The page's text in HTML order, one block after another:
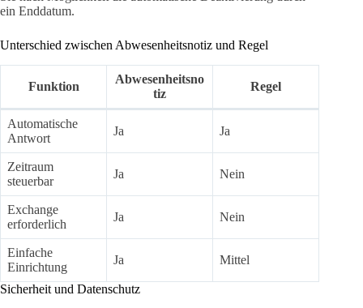
ein Enddatum.
Unterschied zwischen Abwesenheitsnotiz und Regel
Funktion
Abwesenheitsno
tiz
Regel
Automatische
Antwort
Ja Ja
Zeitraum
steuerbar
Ja Nein
Exchange
erforderlich
Ja Nein
Einfache
Einrichtung
Ja Mittel
Sicherheit und Datenschutz